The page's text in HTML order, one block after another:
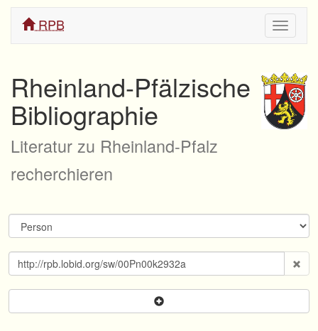
ein/
RPB
Rheinland-Pfälzische
Bibliographie
Literatur zu Rheinland-Pfalz
recherchieren